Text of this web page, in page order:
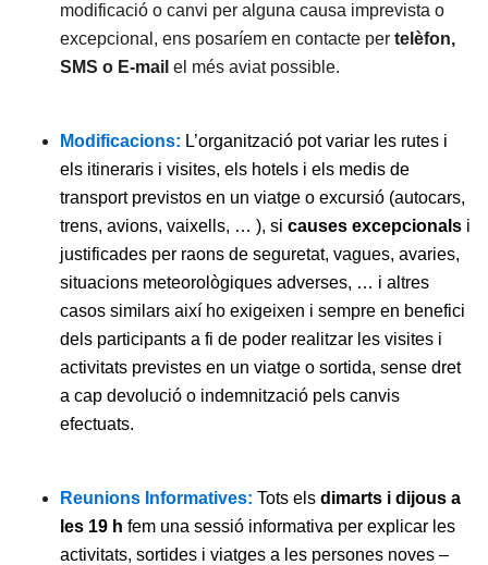
modificació o canvi per alguna causa imprevista o
excepcional, ens posaríem en contacte per telèfon,
SMS o E-mail el més aviat possible.
Modificacions: L’organització pot variar les rutes i
els itineraris i visites, els hotels i els medis de
transport previstos en un viatge o excursió (autocars,
trens, avions, vaixells, … ), si causes excepcionals i
justificades per raons de seguretat, vagues, avaries,
situacions meteorològiques adverses, … i altres
casos similars així ho exigeixen i sempre en benefici
dels participants a fi de poder realitzar les visites i
activitats previstes en un viatge o sortida, sense dret
a cap devolució o indemnització pels canvis
efectuats.
Reunions Informatives: Tots els dimarts i dijous a
les 19 h fem una sessió informativa per explicar les
activitats, sortides i viatges a les persones noves –